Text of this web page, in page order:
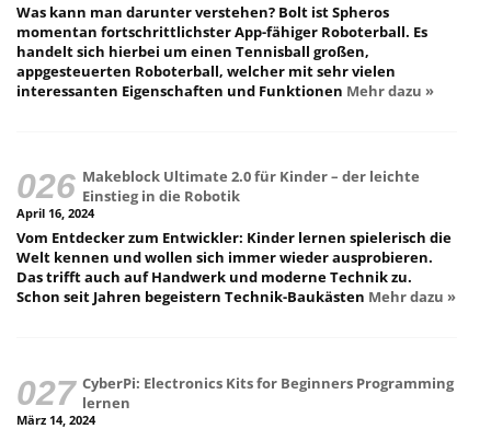
Was kann man darunter verstehen? Bolt ist Spheros
momentan fortschrittlichster App-fähiger Roboterball. Es
handelt sich hierbei um einen Tennisball großen,
appgesteuerten Roboterball, welcher mit sehr vielen
interessanten Eigenschaften und Funktionen Mehr dazu »
Makeblock Ultimate 2.0 für Kinder – der leichte
Einstieg in die Robotik
April 16, 2024
Vom Entdecker zum Entwickler: Kinder lernen spielerisch die
Welt kennen und wollen sich immer wieder ausprobieren.
Das trifft auch auf Handwerk und moderne Technik zu.
Schon seit Jahren begeistern Technik-Baukästen Mehr dazu »
CyberPi: Electronics Kits for Beginners Programming
lernen
März 14, 2024